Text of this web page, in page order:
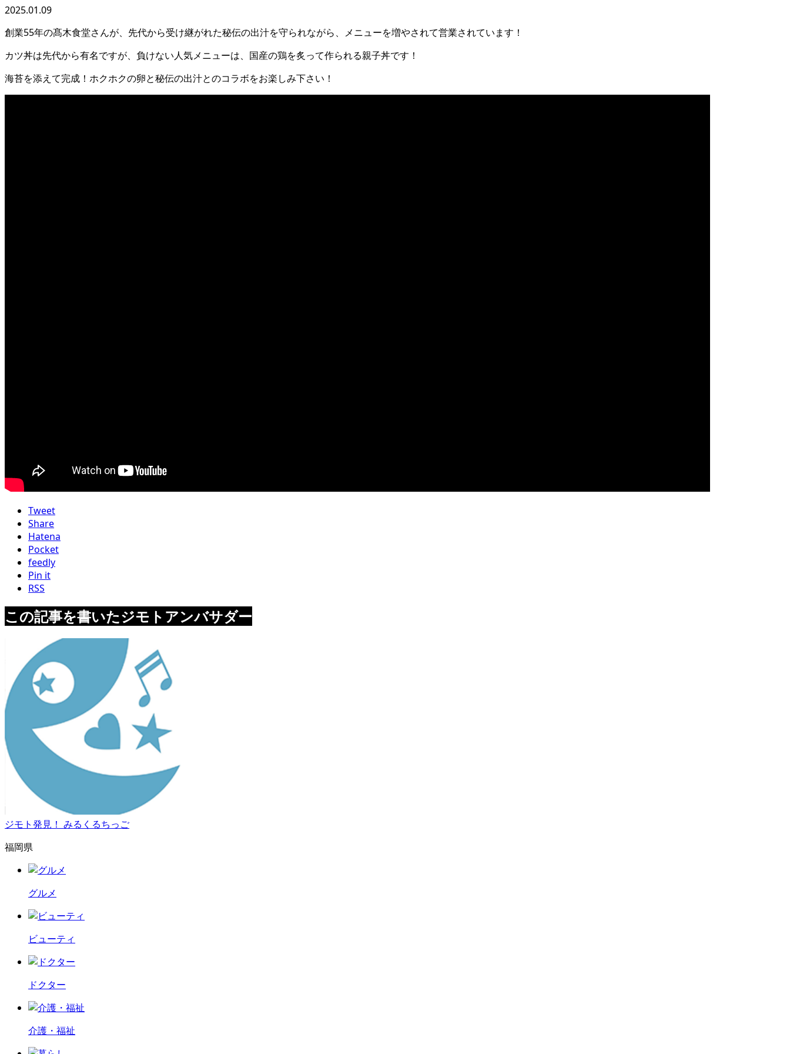
2025.01.09
創業55年の髙木食堂さんが、先代から受け継がれた秘伝の出汁を守られながら、メニューを増やされて営業されています！
カツ丼は先代から有名ですが、負けない人気メニューは、国産の鶏を炙って作られる親子丼です！
海苔を添えて完成！ホクホクの卵と秘伝の出汁とのコラボをお楽しみ下さい！
Tweet
Share
Hatena
Pocket
feedly
Pin it
RSS
この記事を書いたジモトアンバサダー
ジモト発見！ みるくるちっご
福岡県
グルメ
ビューティ
ドクター
介護・福祉